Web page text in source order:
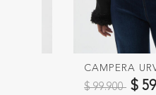
CAMPERA
Precio
$ 99.900 a$